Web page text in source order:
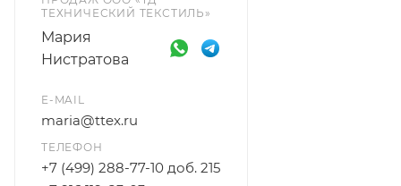
ТЕХНИЧЕСКИЙ ТЕКСТИЛЬ»
Мария
Нистратова
E-MAIL
maria@ttex.ru
ТЕЛЕФОН
+7 (499) 288-77-10 доб. 215